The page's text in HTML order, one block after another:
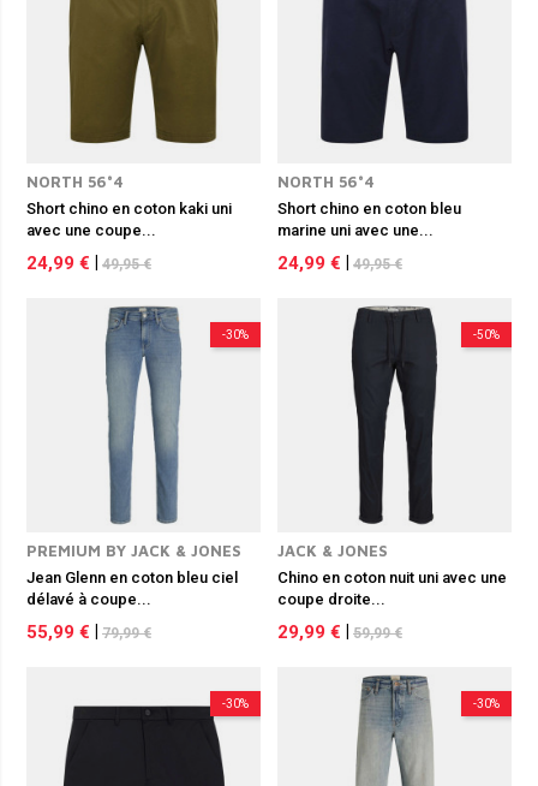
NORTH 56°4
Short chino en coton kaki uni
avec une coupe...
24,99 € 49,95 €
NORTH 56°4
Short chino en coton bleu
marine uni avec une...
24,99 € 49,95 €
-30%
PREMIUM BY JACK & JONES
Jean Glenn en coton bleu ciel
délavé à coupe...
55,99 € 79,99 €
-50%
JACK & JONES
Chino en coton nuit uni avec une
coupe droite...
29,99 € 59,99 €
-30% -30%